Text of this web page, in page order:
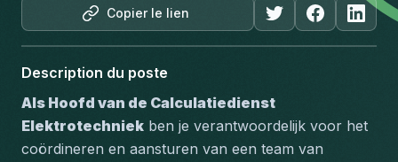
Copier le lien
Description du poste
Als Hoofd van de Calculatiedienst
Elektrotechniek ben je verantwoordelijk voor het
coördineren en aansturen van een team van